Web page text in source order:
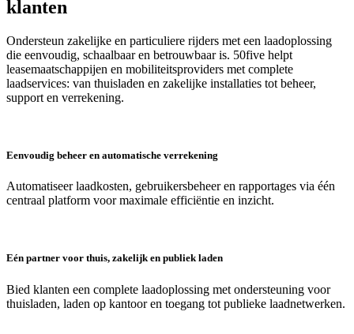
klanten
Ondersteun zakelijke en particuliere rijders met een laadoplossing
die eenvoudig, schaalbaar en betrouwbaar is. 50five helpt
leasemaatschappijen en mobiliteitsproviders met complete
laadservices: van thuisladen en zakelijke installaties tot beheer,
support en verrekening.
Eenvoudig beheer en automatische verrekening
Automatiseer laadkosten, gebruikersbeheer en rapportages via één
centraal platform voor maximale efficiëntie en inzicht.
Eén partner voor thuis, zakelijk en publiek laden
Bied klanten een complete laadoplossing met ondersteuning voor
thuisladen, laden op kantoor en toegang tot publieke laadnetwerken.